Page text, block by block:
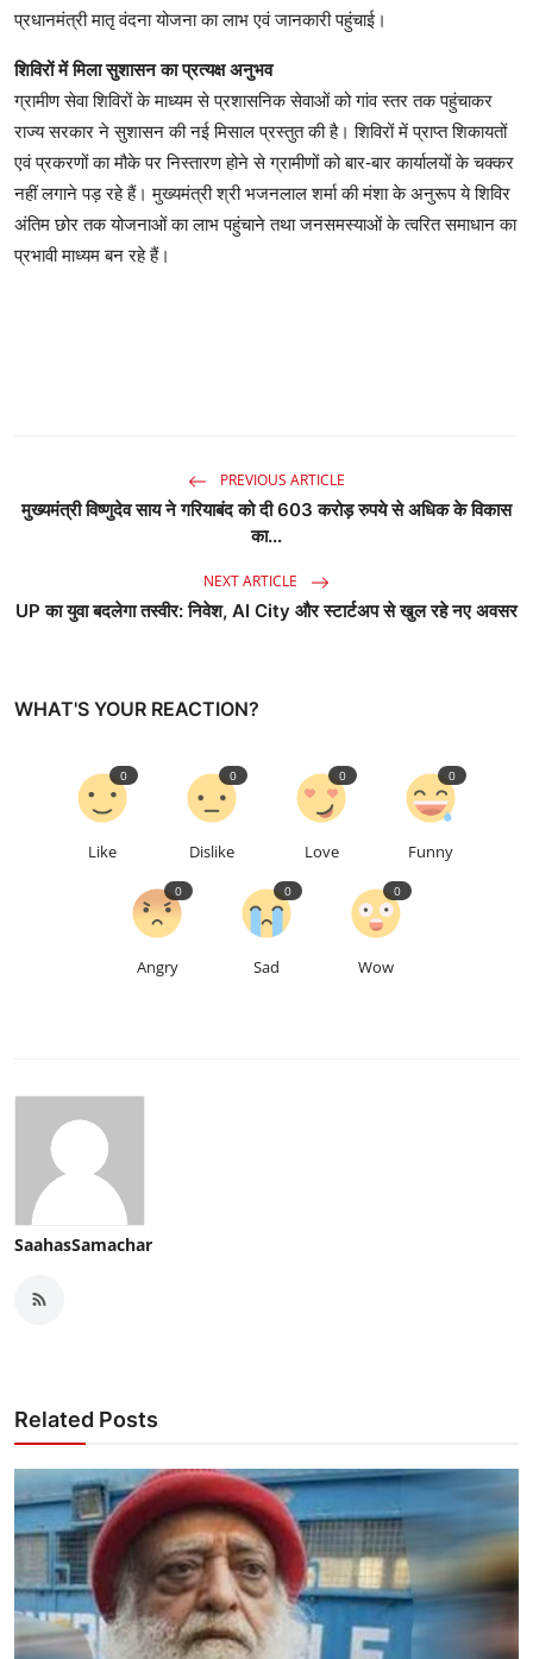
प्रधानमंत्री मातृ वंदना योजना का लाभ एवं जानकारी पहुंचाई।
शिविरों में मिला सुशासन का प्रत्यक्ष अनुभव
ग्रामीण सेवा शिविरों के माध्यम से प्रशासनिक सेवाओं को गांव स्तर तक पहुंचाकर
राज्य सरकार ने सुशासन की नई मिसाल प्रस्तुत की है। शिविरों में प्राप्त शिकायतों
एवं प्रकरणों का मौके पर निस्तारण होने से ग्रामीणों को बार-बार कार्यालयों के चक्कर
नहीं लगाने पड़ रहे हैं। मुख्यमंत्री श्री भजनलाल शर्मा की मंशा के अनुरूप ये शिविर
अंतिम छोर तक योजनाओं का लाभ पहुंचाने तथा जनसमस्याओं के त्वरित समाधान का
प्रभावी माध्यम बन रहे हैं।
PREVIOUS ARTICLE
मुख्यमंत्री विष्णुदेव साय ने गरियाबंद को दी 603 करोड़ रुपये से अधिक के विकास
का...
NEXT ARTICLE
UP का युवा बदलेगा तस्वीर: निवेश, AI City और स्टार्टअप से खुल रहे नए अवसर
WHAT'S YOUR REACTION?
Like
0
Dislike
0
Love
0
Funny
0
Angry
0
Sad
0
Wow
0
SaahasSamachar
Related Posts